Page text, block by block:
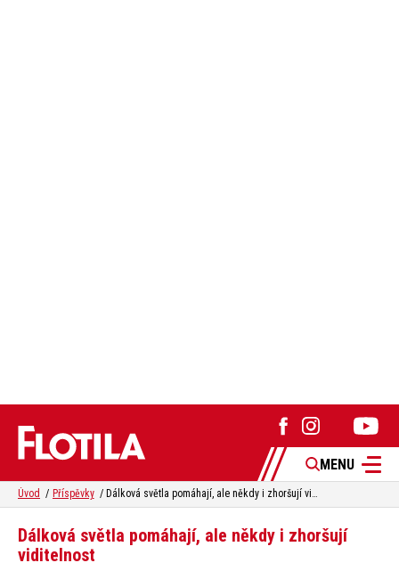
MENU
Úvod Příspěvky Dálková světla pomáhají, ale někdy i zhoršují viditelnost
Dálková světla pomáhají, ale někdy i zhoršují
viditelnost